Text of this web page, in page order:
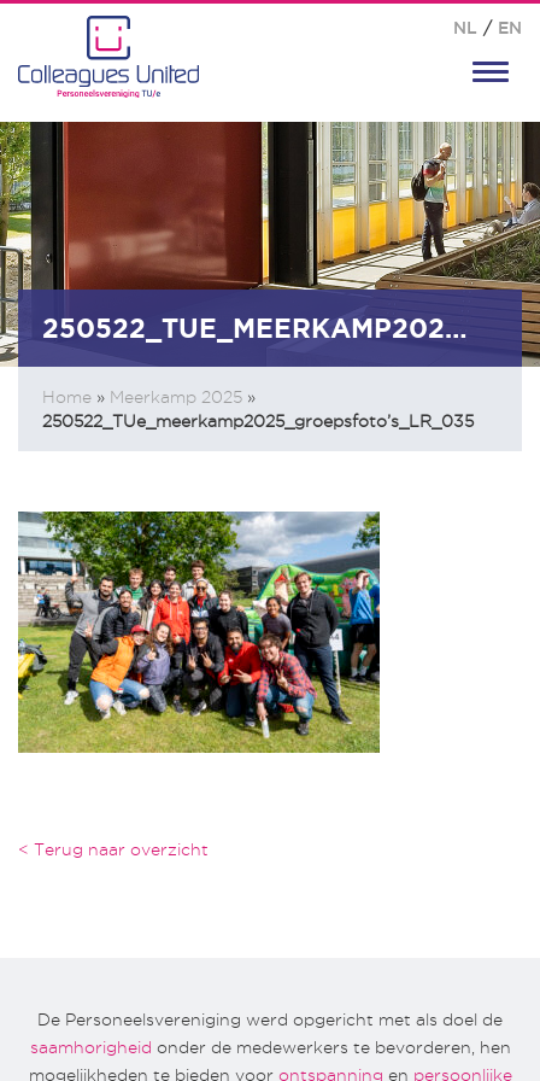
NL / EN
250522_TUE_MEERKAMP2025_GROEPSFOTO’S_LR_035
Home » Meerkamp 2025 »
250522_TUe_meerkamp2025_groepsfoto’s_LR_035
< Terug naar overzicht
De Personeelsvereniging werd opgericht met als doel de
saamhorigheid onder de medewerkers te bevorderen, hen
mogelijkheden te bieden voor ontspanning en persoonlijke